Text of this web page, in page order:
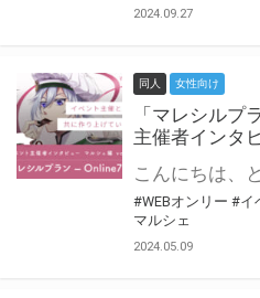
2024.09.27
同人 女性向け
「マレシルプ
主催者インタ
#WEBオンリー #イ
マルシェ
2024.05.09